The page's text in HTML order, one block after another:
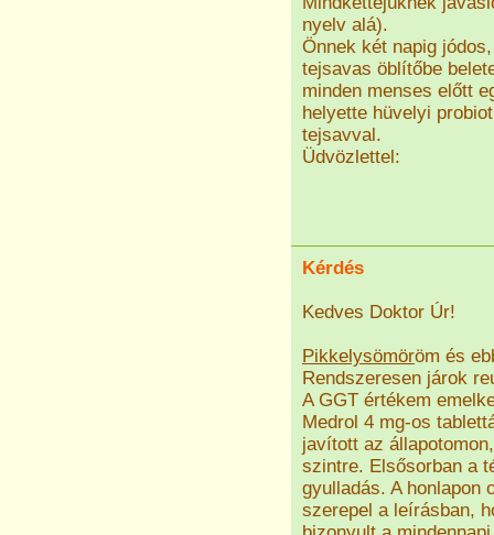
nyelv alá).
Önnek két napig
tejsavas öblítőbe
minden menses előtt
helyette hüvelyi
tejsavval.
Üdvözlettel:
Kérdés
Kedves Doktor Úr!
Pikkelysömöröm és
Rendszeresen járok
A GGT értékem
Medrol 4 mg-os
javított az
szintre. Elsősorban a
gyulladás. A honlapon
szerepel a leírásban,